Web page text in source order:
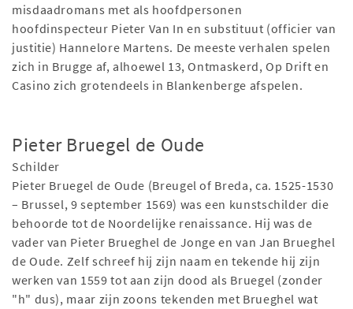
misdaadromans met als hoofdpersonen
hoofdinspecteur Pieter Van In en substituut (officier van
justitie) Hannelore Martens. De meeste verhalen spelen
zich in Brugge af, alhoewel 13, Ontmaskerd, Op Drift en
Casino zich grotendeels in Blankenberge afspelen.
Pieter Bruegel de Oude
Schilder
Pieter Bruegel de Oude (Breugel of Breda, ca. 1525-1530
– Brussel, 9 september 1569) was een kunstschilder die
behoorde tot de Noordelijke renaissance. Hij was de
vader van Pieter Brueghel de Jonge en van Jan Brueghel
de Oude. Zelf schreef hij zijn naam en tekende hij zijn
werken van 1559 tot aan zijn dood als Bruegel (zonder
"h" dus), maar zijn zoons tekenden met Brueghel wat